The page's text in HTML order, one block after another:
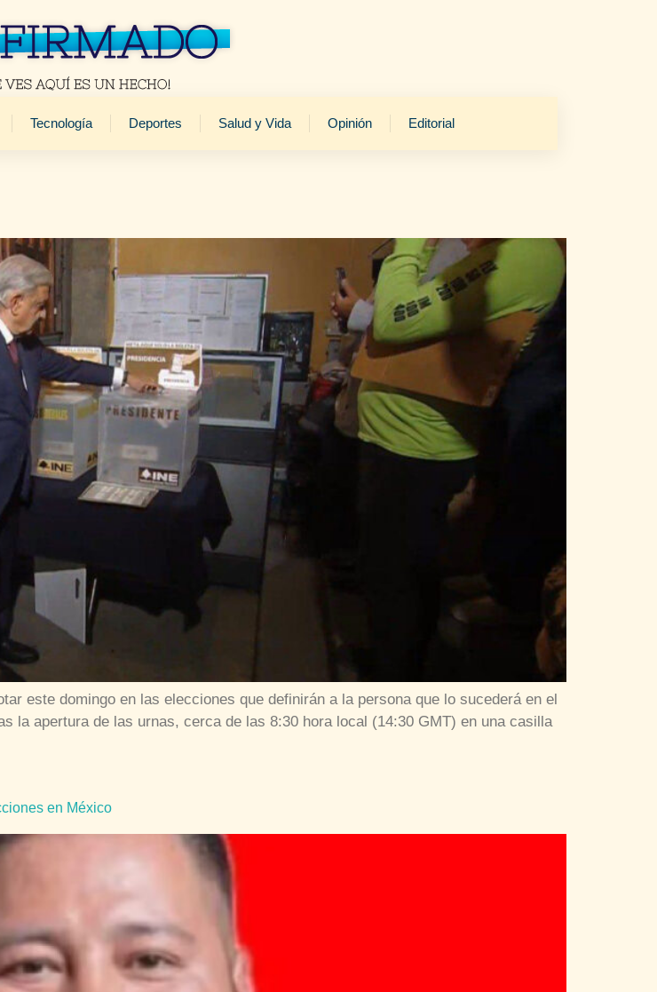
Tecnología Deportes Salud y Vida Opinión Editorial
este domingo en las elecciones que definirán a la persona que lo sucederá en el
la apertura de las urnas, cerca de las 8:30 hora local (14:30 GMT) en una casilla
en México